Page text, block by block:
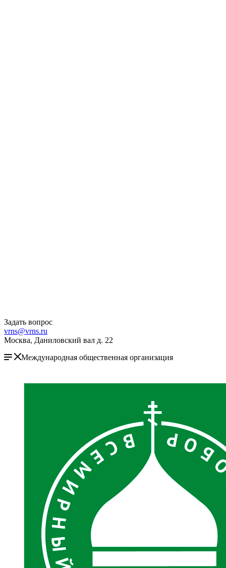
Задать вопрос
vrns@vrns.ru
Москва, Даниловский вал д. 22
Международная общественная организация